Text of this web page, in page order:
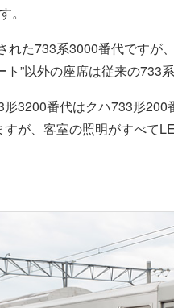
。
れた733系3000番代ですが
”以外の座席は従来の733
3200番代はクハ733形
が、客室の照明がすべて